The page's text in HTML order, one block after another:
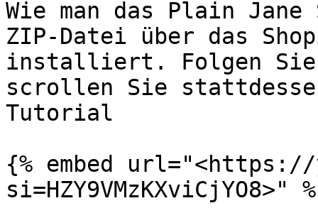
Wie man das Plain
ZIP-Datei über das
installiert. Folgen Sie
scrollen Sie
Tutorial
{% embed url="<https://
si=HZY9VMzKXviCjYO8>"